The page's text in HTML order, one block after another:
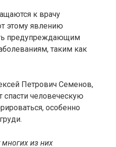
к врачу
этому явлению
предупреждающим
таким как
Петрович Семенов,
человеческую
особенно
из них